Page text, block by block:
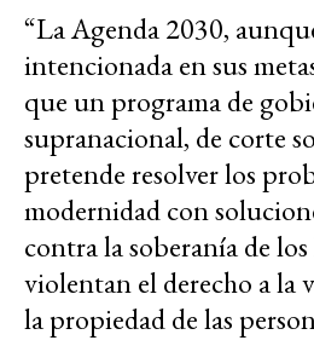
“La Agenda 2030,
intencionada en sus
que un programa de
supranacional, de corte
pretende resolver los
modernidad con
contra la soberanía de
violentan el derecho a la
la propiedad de las